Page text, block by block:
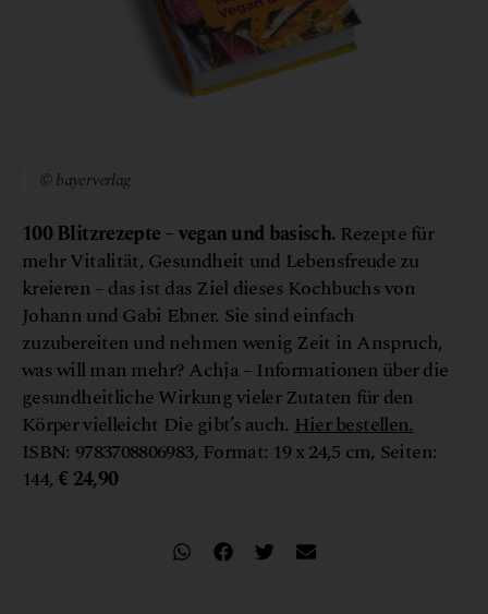
© bayerverlag
100Blitzrezepte – vegan und basisch. Rezepte für
mehr Vitalität, Gesundheit und Lebensfreude zu
kreieren – das ist das Ziel dieses Kochbuchs von
Johann und Gabi Ebner. Sie sind einfach
zuzubereiten und nehmen wenig Zeit in Anspruch,
was will man mehr? Achja – Informationen über die
gesundheitliche Wirkung vieler Zutaten für den
Körper vielleicht Die gibt’s auch. Hier bestellen.
ISBN: 9783708806983, Format: 19 x 24,5 cm, Seiten:
144,€ 24,90